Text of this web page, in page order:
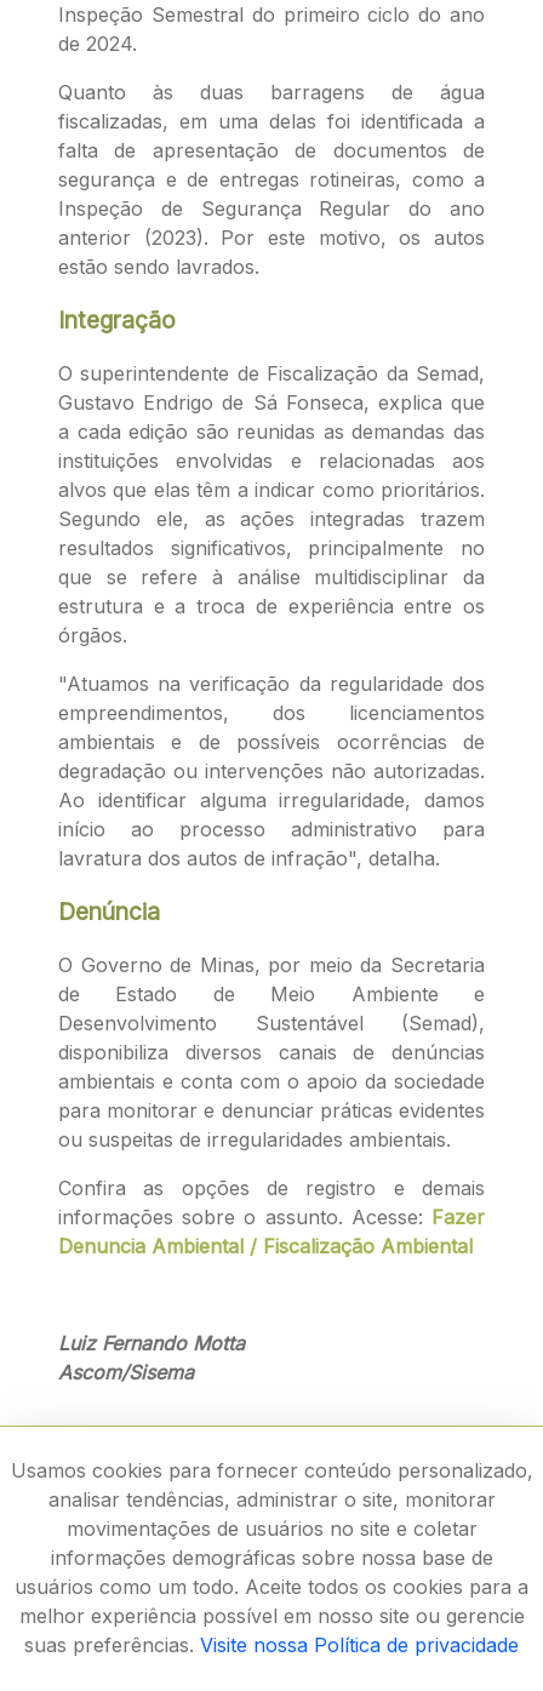
Inspeção Semestral do primeiro ciclo do ano
de 2024.
Quanto às duas barragens de água
fiscalizadas, em uma delas foi identificada a
falta de apresentação de documentos de
segurança e de entregas rotineiras, como a
Inspeção de Segurança Regular do ano
anterior (2023). Por este motivo, os autos
estão sendo lavrados.
Integração
O superintendente de Fiscalização da Semad,
Gustavo Endrigo de Sá Fonseca, explica que
a cada edição são reunidas as demandas das
instituições envolvidas e relacionadas aos
alvos que elas têm a indicar como prioritários.
Segundo ele, as ações integradas trazem
resultados significativos, principalmente no
que se refere à análise multidisciplinar da
estrutura e a troca de experiência entre os
órgãos.
"Atuamos na verificação da regularidade dos
empreendimentos, dos licenciamentos
ambientais e de possíveis ocorrências de
degradação ou intervenções não autorizadas.
Ao identificar alguma irregularidade, damos
início ao processo administrativo para
lavratura dos autos de infração", detalha.
Denúncia
O Governo de Minas, por meio da Secretaria
de Estado de Meio Ambiente e
Desenvolvimento Sustentável (Semad),
disponibiliza diversos canais de denúncias
ambientais e conta com o apoio da sociedade
para monitorar e denunciar práticas evidentes
ou suspeitas de irregularidades ambientais.
Confira as opções de registro e demais
informações sobre o assunto. Acesse: Fazer
Denuncia Ambiental / Fiscalização Ambiental
Luiz Fernando Motta
Ascom/Sisema
Usamos cookies para fornecer conteúdo personalizado,
analisar tendências, administrar o site, monitorar
movimentações de usuários no site e coletar
informações demográficas sobre nossa base de
usuários como um todo. Aceite todos os cookies para a
melhor experiência possível em nosso site ou gerencie
suas preferências. Visite nossa Política de privacidade